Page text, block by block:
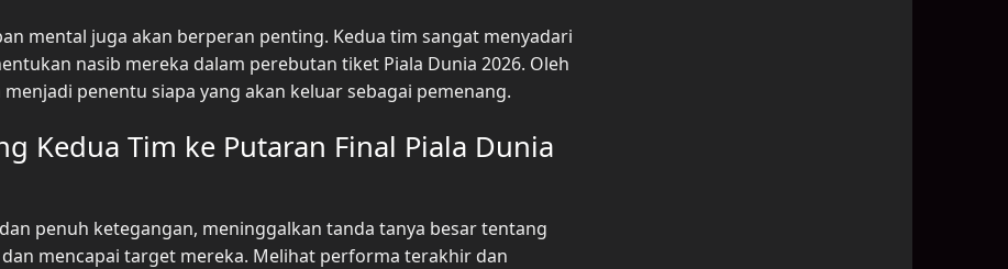
mental juga akan berperan penting. Kedua tim sangat menyadari
nasib mereka dalam perebutan tiket Piala Dunia 2026. Oleh
penentu siapa yang akan keluar sebagai pemenang.
Kedua Tim ke Putaran Final Piala Dunia
penuh ketegangan, meninggalkan tanda tanya besar tentang
mencapai target mereka. Melihat performa terakhir dan